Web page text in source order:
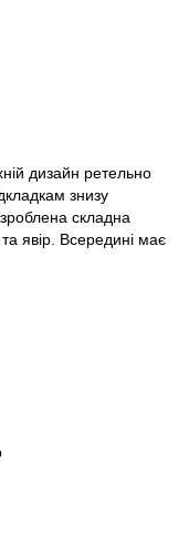
дизайн ретельно
знизу
складна
явір. Всередині має